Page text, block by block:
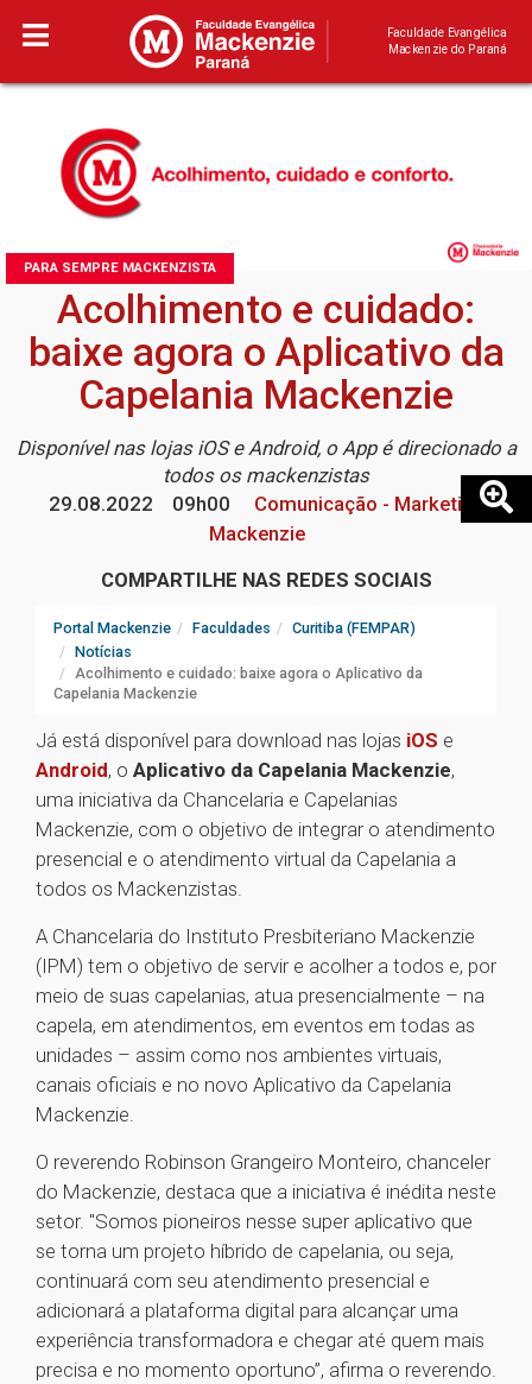
Faculdade Evangélica
Mackenzie do Paraná
PARA SEMPRE MACKENZISTA
Acolhimento e cuidado:
baixe agora o Aplicativo da
Capelania Mackenzie
Disponível nas lojas iOS e Android, o App é direcionado a
todos os mackenzistas
29.08.2022
09h00
Comunicação - Marketing
Mackenzie
COMPARTILHE NAS REDES SOCIAIS
Portal Mackenzie Faculdades
Curitiba (FEMPAR)
Notícias
Acolhimento e cuidado: baixe agora o Aplicativo da
Capelania Mackenzie
Já está disponível para download nas lojas iOS e
Android, o Aplicativo da Capelania Mackenzie,
uma iniciativa da Chancelaria e Capelanias
Mackenzie, com o objetivo de integrar o atendimento
presencial e o atendimento virtual da Capelania a
todos os Mackenzistas.
A Chancelaria do Instituto Presbiteriano Mackenzie
(IPM) tem o objetivo de servir e acolher a todos e, por
meio de suas capelanias, atua presencialmente – na
capela, em atendimentos, em eventos em todas as
unidades – assim como nos ambientes virtuais,
canais oficiais e no novo Aplicativo da Capelania
Mackenzie.
O reverendo Robinson Grangeiro Monteiro, chanceler
do Mackenzie, destaca que a iniciativa é inédita neste
setor. "Somos pioneiros nesse super aplicativo que
se torna um projeto híbrido de capelania, ou seja,
continuará com seu atendimento presencial e
adicionará a plataforma digital para alcançar uma
experiência transformadora e chegar até quem mais
precisa e no momento oportuno”, afirma o reverendo.